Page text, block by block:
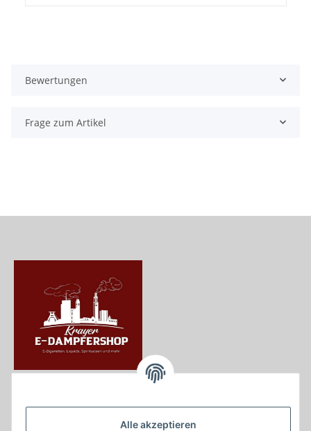
Alle akzeptieren
Bewertungen
Frage zum Artikel
Krayerstraße 249